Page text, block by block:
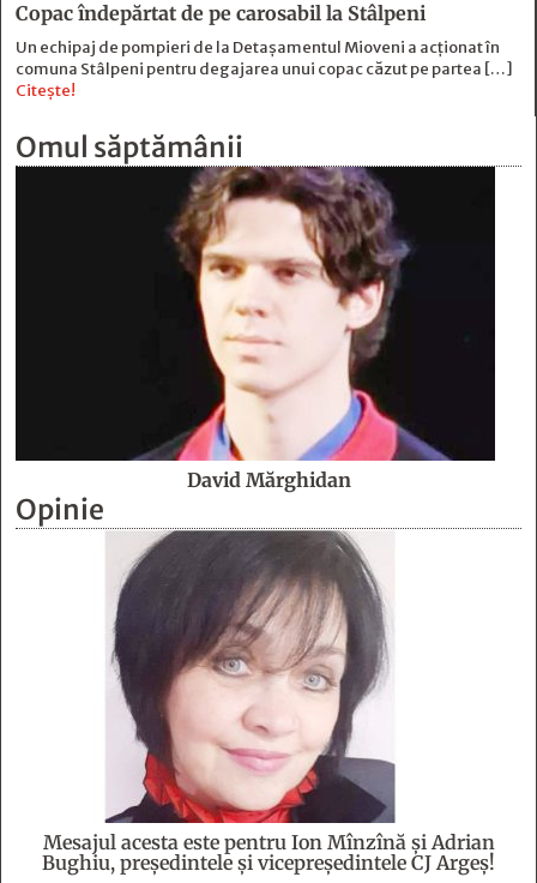
Copac îndepărtat de pe carosabil la Stâlpeni
Un echipaj de pompieri de la Detașamentul Mioveni a acționat în
comuna Stâlpeni pentru degajarea unui copac căzut pe partea […]
Citește!
Omul săptămânii
David Mărghidan
Opinie
Mesajul acesta este pentru Ion Mînzînă şi Adrian
Bughiu, preşedintele şi vicepreşedintele CJ Argeş!